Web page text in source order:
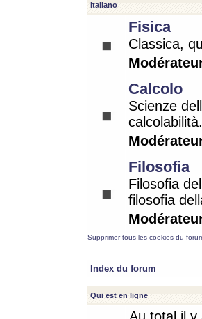
Italiano
Fisica
Classica,
Calcolo
Scienze
Filosofia
Filosofia
filosofia
Supprimer tous les cookies du
Index du forum
Qui est en ligne